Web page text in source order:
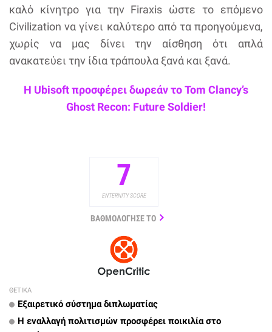
καλό κίνητρο για την Firaxis ώστε το επόμενο
Civilization να γίνει καλύτερο από τα προηγούμενα,
χωρίς να μας δίνει την αίσθηση ότι απλά
ανακατεύει την ίδια τράπουλα ξανά και ξανά.
Η Ubisoft προσφέρει δωρεάν το Tom Clancy’s
Ghost Recon: Future Soldier!
7
ENTERNITY SCORE
ΒΑΘΜΟΛΟΓΗΣΕ ΤΟ
ΘΕΤΙΚΑ
Εξαιρετικό σύστημα διπλωματίας
Η εναλλαγή πολιτισμών προσφέρει ποικιλία στο